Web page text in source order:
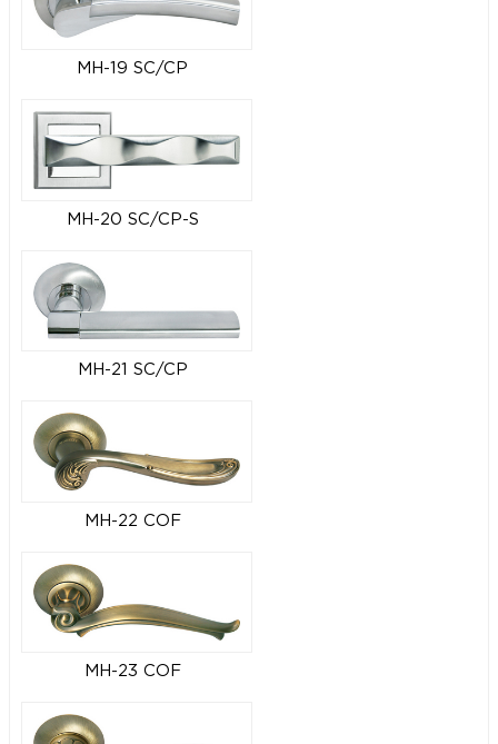
MH-19 SC/CP
MH-20 SC/CP-S
MH-21 SC/CP
MH-22 COF
MH-23 COF